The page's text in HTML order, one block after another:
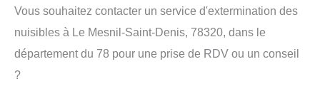
Vous souhaitez contacter un service d'extermination des
nuisibles à Le Mesnil-Saint-Denis, 78320, dans le
département du 78 pour une prise de RDV ou un conseil
?